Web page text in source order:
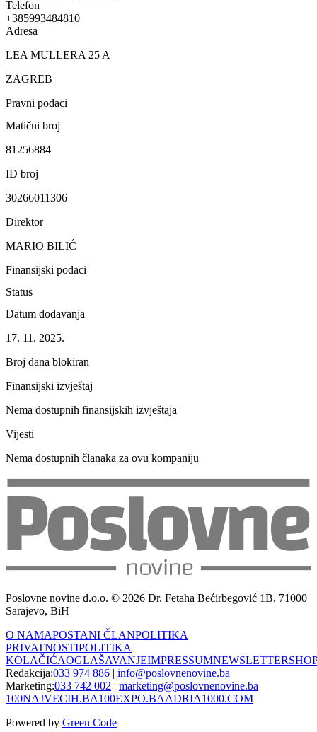
Telefon
+385993484810
Adresa
LEA MULLERA 25 A
ZAGREB
Pravni podaci
Matični broj
81256884
ID broj
30266011306
Direktor
MARIO BILIĆ
Finansijski podaci
Status
Datum dodavanja
17. 11. 2025.
Broj dana blokiran
Finansijski izvještaj
Nema dostupnih finansijskih izvještaja
Vijesti
Nema dostupnih članaka za ovu kompaniju
Poslovne novine d.o.o. © 2026 Dr. Fetaha Bećirbegović 1B, 71000
Sarajevo, BiH
O NAMAPOSTANI ČLANPOLITIKA
PRIVATNOSTIPOLITIKA
KOLAČIĆAOGLAŠAVANJEIMPRESSUMNEWSLETTER
Redakcija:033 974 886 | info@poslovnenovine.ba
Marketing:033 742 002 | marketing@poslovnenovine.ba
100NAJVECIH.BA100EXPO.BAADRIA1000.COM
Powered by Green Code